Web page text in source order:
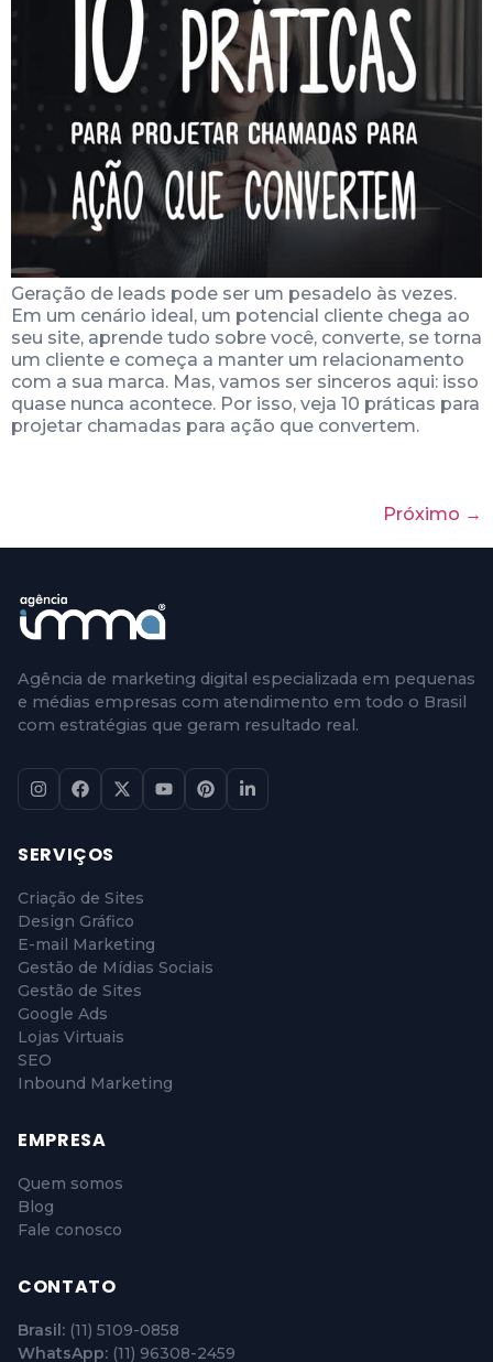
Geração de leads pode ser um pesadelo às vezes.
Em um cenário ideal, um potencial cliente chega ao
seu site, aprende tudo sobre você, converte, se torna
um cliente e começa a manter um relacionamento
com a sua marca. Mas, vamos ser sinceros aqui: isso
quase nunca acontece. Por isso, veja 10 práticas para
projetar chamadas para ação que convertem.
Próximo →
Agência de marketing digital especializada em pequenas
e médias empresas com atendimento em todo o Brasil
com estratégias que geram resultado real.
SERVIÇOS
Criação de Sites
Design Gráfico
E-mail Marketing
Gestão de Mídias Sociais
Gestão de Sites
Google Ads
Lojas Virtuais
SEO
Inbound Marketing
EMPRESA
Quem somos
Blog
Fale conosco
CONTATO
Brasil: (11) 5109-0858
WhatsApp: (11) 96308-2459